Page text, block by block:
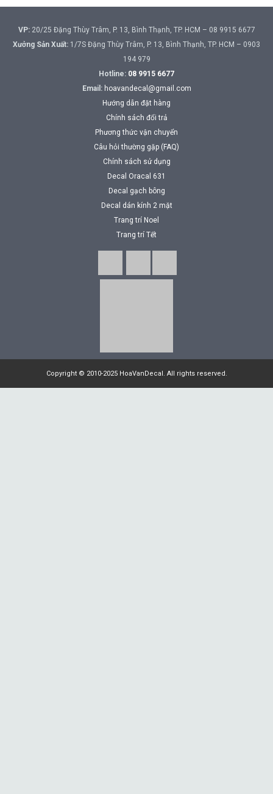
VP:20/25 Đặng Thùy Trâm, P. 13, Bình Thạnh, TP. HCM – 08 9915 6677
Xưởng Sản Xuất: 1/7S Đặng Thùy Trâm, P. 13, Bình Thạnh, TP. HCM – 0903
194 979
Hotline: 08 9915 6677
Email: hoavandecal@gmail.com
Hướng dẫn đặt hàng
Chính sách đổi trả
Phương thức vận chuyển
Câu hỏi thường gặp (FAQ)
Chính sách sử dụng
Decal Oracal 631
Decal gạch bông
Decal dán kính 2 mặt
Trang trí Noel
Trang trí Tết
Copyright © 2010-2025 HoaVanDecal. All rights reserved.